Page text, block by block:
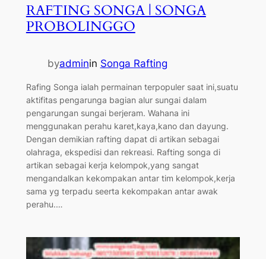
RAFTING SONGA | SONGA
PROBOLINGGO
byadminin Songa Rafting
Rafing Songa ialah permainan terpopuler saat ini,suatu
aktifitas pengarunga bagian alur sungai dalam
pengarungan sungai berjeram. Wahana ini
menggunakan perahu karet,kaya,kano dan dayung.
Dengan demikian rafting dapat di artikan sebagai
olahraga, ekspedisi dan rekreasi. Rafting songa di
artikan sebagai kerja kelompok,yang sangat
mengandalkan kekompakan antar tim kelompok,kerja
sama yg terpadu seerta kekompakan antar awak
perahu.…